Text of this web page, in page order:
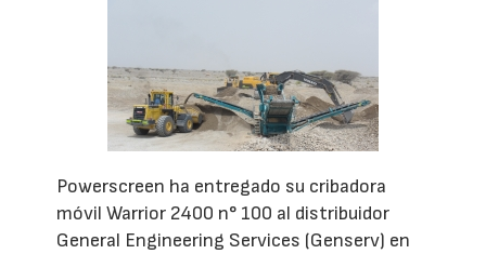
Powerscreen ha entregado su cribadora
móvil Warrior 2400 n° 100 al distribuidor
General Engineering Services (Genserv) en